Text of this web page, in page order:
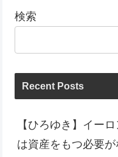
検索
Recent Posts
【ひろゆき】イー
は資産をもつ必要